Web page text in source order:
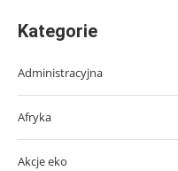
Kategorie
Administracyjna
Afryka
Akcje eko